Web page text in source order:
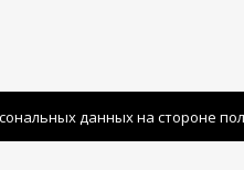
данных на стороне